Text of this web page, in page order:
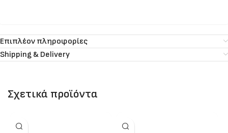
Επιπλέον πληροφορίες
Shipping & Delivery
Σχετικά προϊόντα